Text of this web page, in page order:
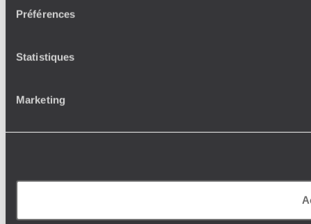
Préférences
Statistiques
Marketing